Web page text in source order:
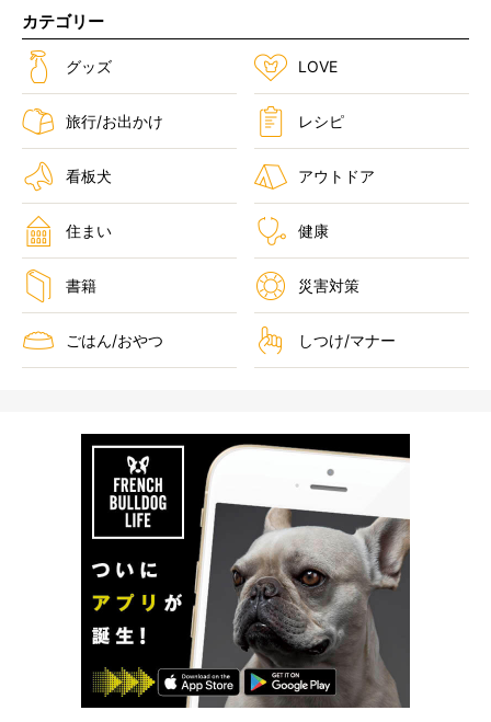
カテゴリー
グッズ LOVE
旅行/お出かけ レシピ
看板犬 アウトドア
住まい 健康
書籍 災害対策
ごはん/おやつ しつけ/マナー